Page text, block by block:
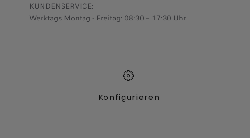
KUNDENSERVICE:
Werktags Montag - Freitag: 08:30 – 17:30 Uhr
Konfigurieren​